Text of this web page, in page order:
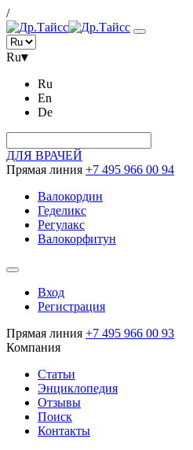
/
Ru▾
Ru
En
De
ДЛЯ ВРАЧЕЙ
Прямая линия +7 495 966 00 94
Валокордин
Геделикс
Регулакс
Валокорфитун
Вход
Регистрация
Прямая линия +7 495 966 00 93
Компания
Статьи
Энциклопедия
Отзывы
Поиск
Контакты